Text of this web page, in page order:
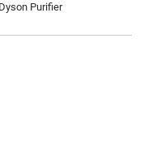
Purifier